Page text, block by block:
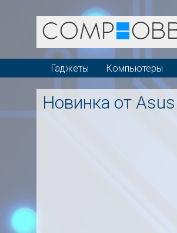
Гаджеты Компьютеры
Новинка от Asus